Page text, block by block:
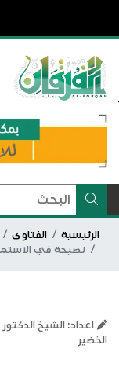
الرئيسية الفتاوى
نصيحة في
اعداد: الشيخ
الخضير